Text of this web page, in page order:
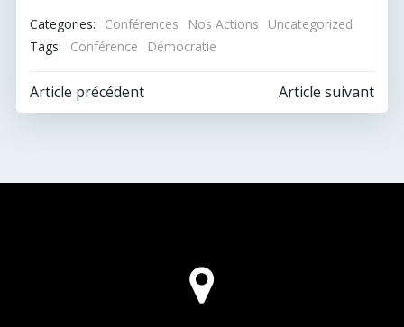
Categories: Conférences Nos Actions
Uncategorized
Tags:
Conférence Démocratie
Post
Article précédent
Post Article suivant